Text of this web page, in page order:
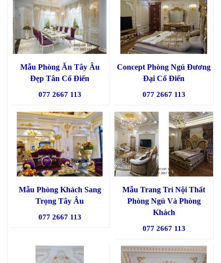
Mẫu Phòng Ăn Tây Âu
Đẹp Tân Cổ Điển
077 2667 113
Concept Phòng Ngủ Đương
Đại Cổ Điển
077 2667 113
Mẫu Phòng Khách Sang
Trọng Tây Âu
077 2667 113
Mẫu Trang Trí Nội Thất
Phòng Ngủ Và Phòng
Khách
077 2667 113